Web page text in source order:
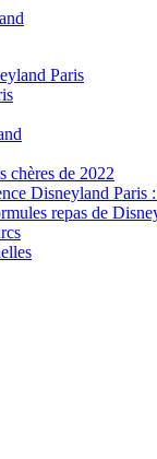
Paris
chères de 2022
Disneyland
repas de